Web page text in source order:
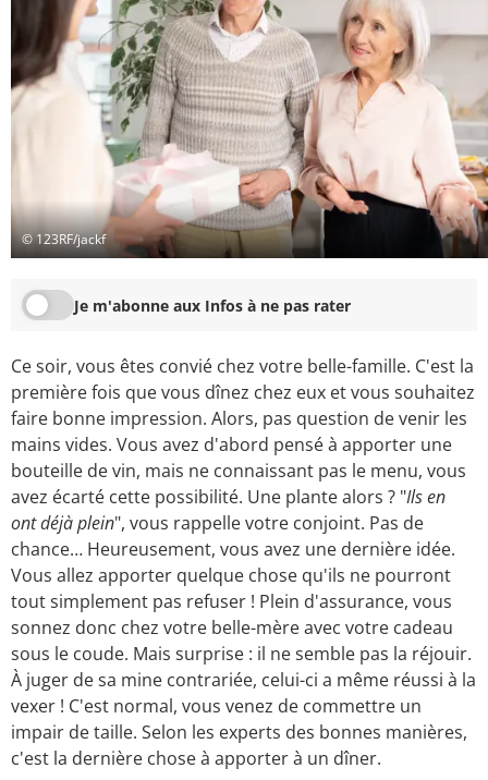
© 123RF/jackf
Je m'abonne aux Infos à ne pas rater
Ce soir, vous êtes convié chez votre belle-famille. C'est la
première fois que vous dînez chez eux et vous souhaitez
faire bonne impression. Alors, pas question de venir les
mains vides. Vous avez d'abord pensé à apporter une
bouteille de vin, mais ne connaissant pas le menu, vous
avez écarté cette possibilité. Une plante alors ? "Ils en
ont déjà plein", vous rappelle votre conjoint. Pas de
chance… Heureusement, vous avez une dernière idée.
Vous allez apporter quelque chose qu'ils ne pourront
tout simplement pas refuser ! Plein d'assurance, vous
sonnez donc chez votre belle-mère avec votre cadeau
sous le coude. Mais surprise : il ne semble pas la réjouir.
À juger de sa mine contrariée, celui-ci a même réussi à la
vexer ! C'est normal, vous venez de commettre un
impair de taille. Selon les experts des bonnes manières,
c'est la dernière chose à apporter à un dîner.